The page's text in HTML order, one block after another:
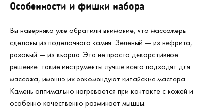
Особенности и фишки набора
Вы наверняка уже обратили внимание, что массажеры
сделаны из поделочного камня. Зеленый — из нефрита,
розовый — из кварца. Это не просто декоративное
решение: такие инструменты лучше всего подходят для
массажа, именно их рекомендуют китайские мастера.
Камень оптимально нагревается при контакте с кожей и
особенно качественно разминает мышцы.